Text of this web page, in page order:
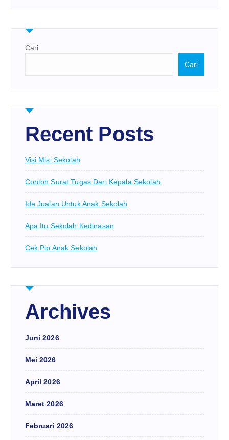
Cari
Cari
Recent Posts
Visi Misi Sekolah
Contoh Surat Tugas Dari Kepala Sekolah
Ide Jualan Untuk Anak Sekolah
Apa Itu Sekolah Kedinasan
Cek Pip Anak Sekolah
Archives
Juni 2026
Mei 2026
April 2026
Maret 2026
Februari 2026